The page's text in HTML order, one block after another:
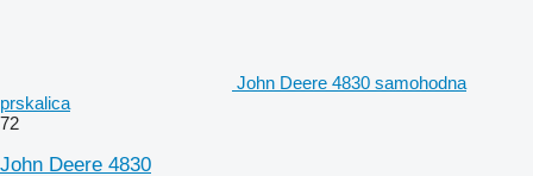
John Deere 4830 samohodna
prskalica
72
John Deere 4830